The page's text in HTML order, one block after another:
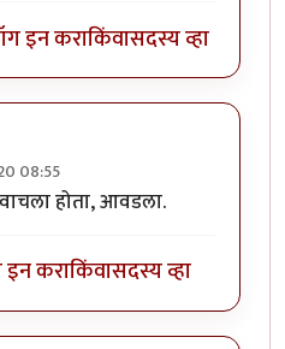
इन कराकिंवासदस्य व्हा
08:55
होता, आवडला.
इन कराकिंवासदस्य व्हा